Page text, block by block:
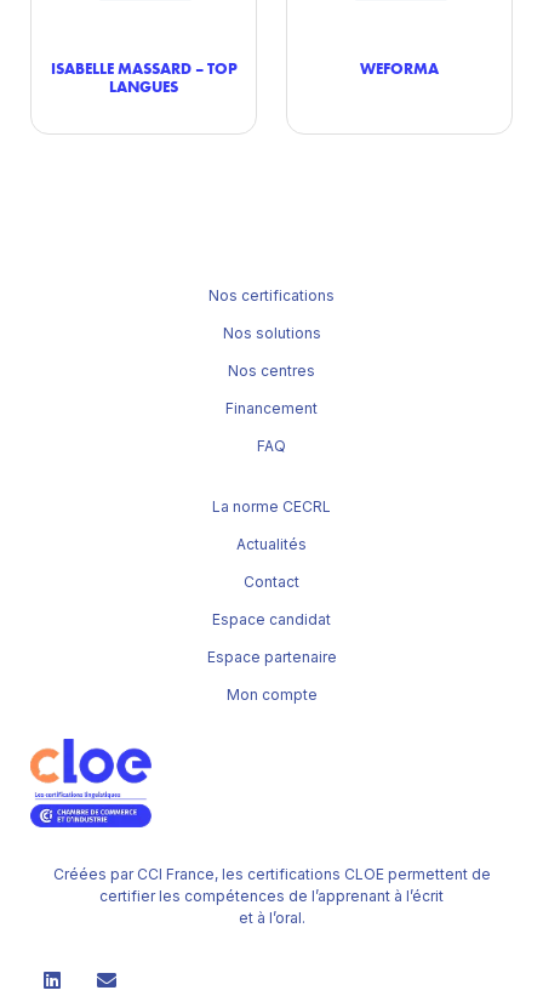
ISABELLE MASSARD – TOP
LANGUES
WEFORMA
Créées par CCI France, les certifications CLOE permettent de
certifier les compétences de l’apprenant à l’écrit
et à l’oral.
Nos certifications
Nos solutions
Nos centres
Financement
FAQ
La norme CECRL
Actualités
Contact
Espace candidat
Espace partenaire
Mon compte